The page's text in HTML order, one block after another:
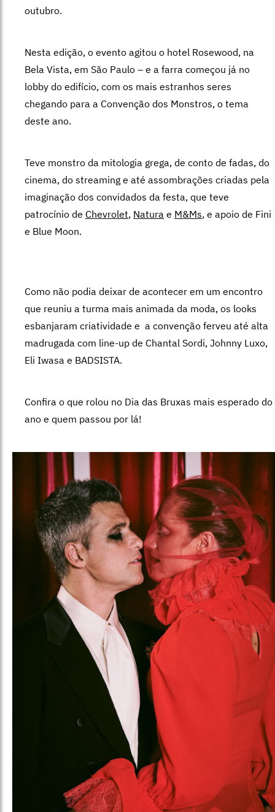
outubro.
Nesta edição, o evento agitou o hotel Rosewood, na
Bela Vista, em São Paulo – e a farra começou já no
lobby do edifício, com os mais estranhos seres
chegando para a Convenção dos Monstros, o tema
deste ano.
Teve monstro da mitologia grega, de conto de fadas, do
cinema, do streaming e até assombrações criadas pela
imaginação dos convidados da festa, que teve
patrocínio de Chevrolet, Natura e M&Ms, e apoio de Fini
e Blue Moon.
Como não podia deixar de acontecer em um encontro
que reuniu a turma mais animada da moda, os looks
esbanjaram criatividade e a convenção ferveu até alta
madrugada com line-up de Chantal Sordi, Johnny Luxo,
Eli Iwasa e BADSISTA.
Confira o que rolou no Dia das Bruxas mais esperado do
ano e quem passou por lá!